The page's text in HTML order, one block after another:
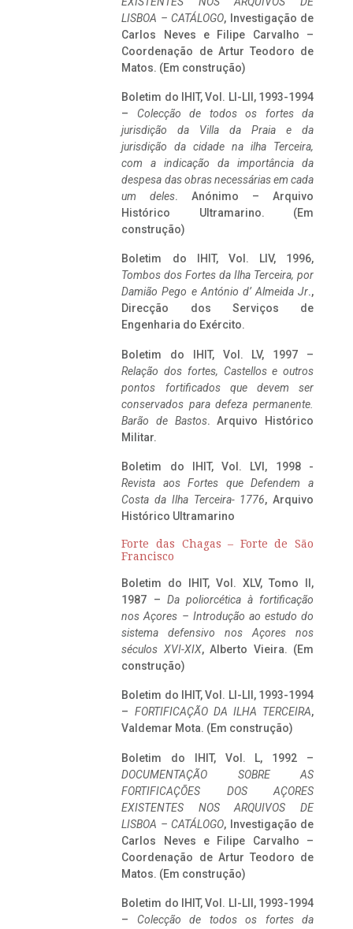
LISBOA – CATÁLOGO, Investigação de
Carlos Neves e Filipe Carvalho –
Coordenação de Artur Teodoro de
Matos. (Em construção)
Boletim do IHIT, Vol. LI-LII, 1993-1994
– Colecção de todos os fortes da
jurisdição da Villa da Praia e da
jurisdição da cidade na ilha Terceira,
com a indicação da importância da
despesa das obras necessárias em cada
um deles. Anónimo – Arquivo
Histórico Ultramarino. (Em
construção)
Boletim do IHIT, Vol. LIV, 1996,
Tombos dos Fortes da Ilha Terceira, por
Damião Pego e António d’ Almeida Jr.,
Direcção dos Serviços de
Engenharia do Exército.
Boletim do IHIT, Vol. LV, 1997 –
Relação dos fortes, Castellos e outros
pontos fortificados que devem ser
conservados para defeza permanente.
Barão de Bastos. Arquivo Histórico
Militar.
Boletim do IHIT, Vol. LVI, 1998 -
Revista aos Fortes que Defendem a
Costa da Ilha Terceira- 1776, Arquivo
Histórico Ultramarino
Forte das Chagas – Forte de São
Francisco
Boletim do IHIT, Vol. XLV, Tomo II,
1987 – Da poliorcética à fortificação
nos Açores – Introdução ao estudo do
sistema defensivo nos Açores nos
séculos XVI-XIX, Alberto Vieira. (Em
construção)
Boletim do IHIT, Vol. LI-LII, 1993-1994
– FORTIFICAÇÃO DA ILHA TERCEIRA,
Valdemar Mota. (Em construção)
Boletim do IHIT, Vol. L, 1992 –
DOCUMENTAÇÃO SOBRE AS
FORTIFICAÇÕES DOS AÇORES
EXISTENTES NOS ARQUIVOS DE
LISBOA – CATÁLOGO, Investigação de
Carlos Neves e Filipe Carvalho –
Coordenação de Artur Teodoro de
Matos. (Em construção)
Boletim do IHIT, Vol. LI-LII, 1993-1994
– Colecção de todos os fortes da